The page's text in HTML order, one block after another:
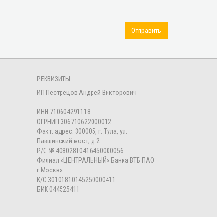
Отправить
РЕКВИЗИТЫ
ИП Пестрецов Андрей Викторович
ИНН 710604291118
ОГРНИП 306710622000012
Факт. адрес: 300005, г. Тула, ул.
Павшинский мост, д.2
Р/С № 40802810416450000056
Филиал «ЦЕНТРАЛЬНЫЙ» Банка ВТБ ПАО
г.Москва
К/С 30101810145250000411
БИК 044525411